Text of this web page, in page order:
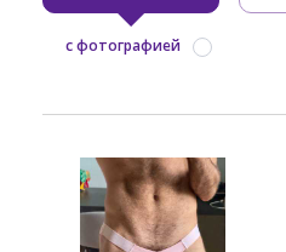
с фотографией